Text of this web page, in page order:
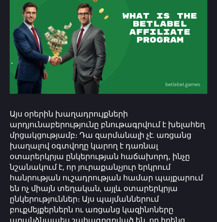
Այս օրերին խաղադրույքների
արդյունաբերությունը բնութագրվում է խելահեղ
մրցակցությամբ։ Դա զարմանալի չէ. առցանց
խաղալով օգտվողը կարող է դառնալ
օտարերկրյա ընկերության հաճախորդ, ինչը
նշանակում է, որ յուրաքանչյուր երկրում
հանրության ուշադրության համար պայքարում
են ոչ միայն տեղական, այլև օտարերկրյա
ընկերություններ։ Այս պայմաններում
բուքմեյքերներն ու առցանց կազինոները